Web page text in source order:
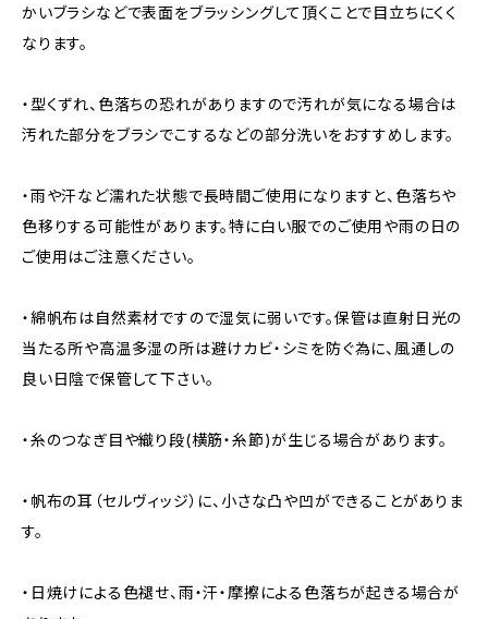
かいブラシなどで表面をブラッシングして頂くことで目立ちにくく
なります。
・型くずれ、色落ちの恐れがありますので汚れが気になる場合は
汚れた部分をブラシでこするなどの部分洗いをおすすめします。
・雨や汗など濡れた状態で長時間ご使用になりますと、色落ちや
色移りする可能性があります。特に白い服でのご使用や雨の日の
ご使用はご注意ください。
・綿帆布は自然素材ですので湿気に弱いです。保管は直射日光の
当たる所や高温多湿の所は避けカビ・シミを防ぐ為に、風通しの
良い日陰で保管して下さい。
・糸のつなぎ目や織り段(横筋・糸節)が生じる場合があります。
・帆布の耳（セルヴィッジ）に、小さな凸や凹ができることがありま
す。
・日焼けによる色褪せ、雨・汗・摩擦による色落ちが起きる場合が